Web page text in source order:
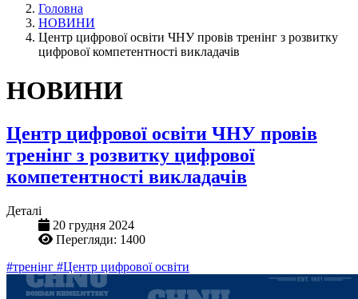
Головна
НОВИНИ
Центр цифрової освіти ЧНУ провів тренінг з розвитку
цифрової компетентності викладачів
НОВИНИ
Центр цифрової освіти ЧНУ провів
тренінг з розвитку цифрової
компетентності викладачів
Деталі
20 грудня 2024
Перегляди: 1400
#тренінг #Центр цифрової освіти